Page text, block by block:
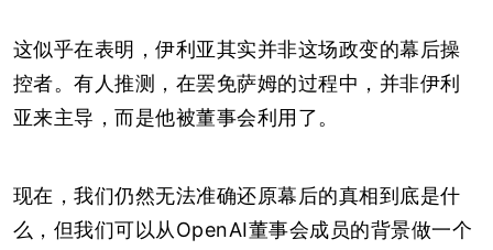
这似乎在表明，伊利亚其实并非这场政变的幕后操
控者。有人推测，在罢免萨姆的过程中，并非伊利
亚来主导，而是他被董事会利用了。
现在，我们仍然无法准确还原幕后的真相到底是什
么，但我们可以从OpenAI董事会成员的背景做一个